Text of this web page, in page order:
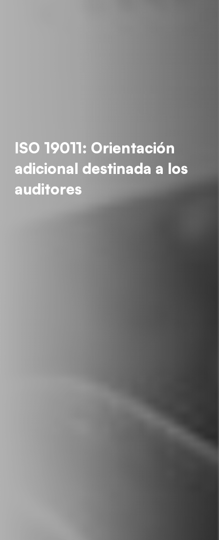
ISO 19011: Orientación
adicional destinada a los
auditores